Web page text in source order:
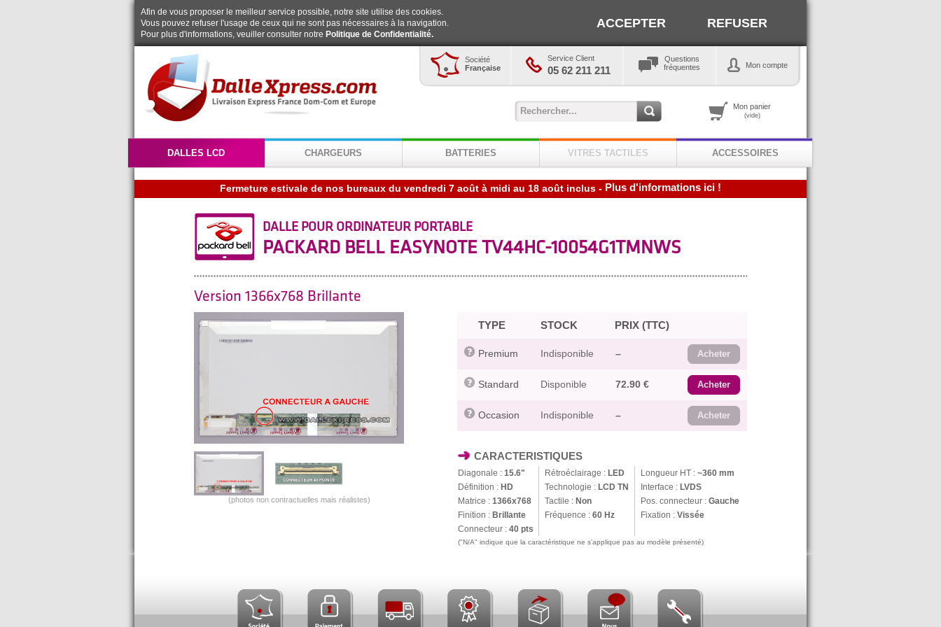
Afin de vous proposer le meilleur service possible, notre site utilise des cookies.
Vous pouvez refuser l'usage de ceux qui ne sont pas nécessaires à la navigation.
Pour plus d'informations, veuiller consulter notre Politique de Confidentialité.
ACCEPTER REFUSER
Société
Française
Service Client
05 62 211 211
Questions
fréquentes
Mon compte
Mon panier
(vide)
DALLES LCD CHARGEURS BATTERIES VITRES TACTILES ACCESSOIRES
- Plus d'informations ici !
DALLE POUR ORDINATEUR PORTABLE
PACKARD BELL EASYNOTE TV44HC-10054G1TMNWS
Version 1366x768 Brillante
(photos non contractuelles mais réalistes)
TYPE STOCK PRIX (TTC)
Premium Indisponible – Acheter
Standard Disponible 72.90 € Acheter
Occasion Indisponible – Acheter
CARACTERISTIQUES
Diagonale : 15.6" Rétroéclairage : LED Longueur HT : ~360 mm
Définition : HD Technologie : LCD TN Interface : LVDS
Matrice : 1366x768 Tactile : Non Pos. connecteur : Gauche
Finition : Brillante Fréquence : 60 Hz Fixation : Vissée
Connecteur : 40 pts
("N/A" indique que la caractéristique ne s'applique pas au modèle présenté)